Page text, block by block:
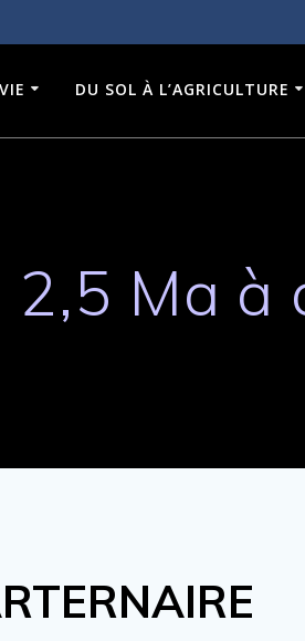
DU SOL À L’AGRICULTURE
Ma à